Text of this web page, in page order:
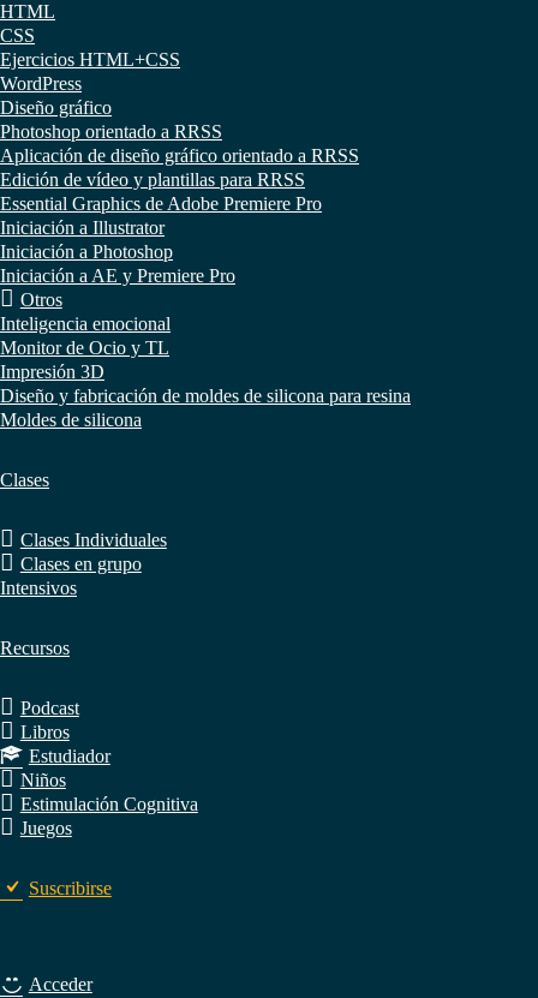
HTML
CSS
Ejercicios HTML+CSS
WordPress
Diseño gráfico
Photoshop orientado a RRSS
Aplicación de diseño gráfico orientado a RRSS
Edición de vídeo y plantillas para RRSS
Essential Graphics de Adobe Premiere Pro
Iniciación a Illustrator
Iniciación a Photoshop
Iniciación a AE y Premiere Pro
Otros
Inteligencia emocional
Monitor de Ocio y TL
Impresión 3D
Diseño y fabricación de moldes de silicona para resina
Moldes de silicona
Clases
Clases Individuales
Clases en grupo
Intensivos
Recursos
Podcast
Libros
Estudiador
Niños
Estimulación Cognitiva
Juegos
Suscribirse
Acceder